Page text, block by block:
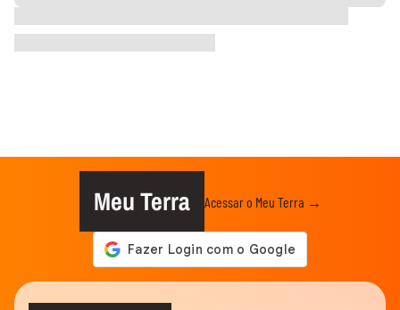
Meu Terra Acessar o Meu Terra →